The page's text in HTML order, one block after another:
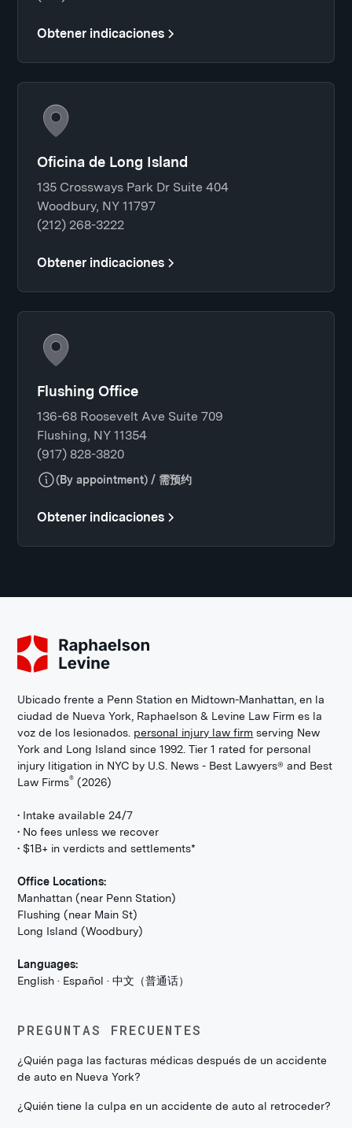
Obtener indicaciones
Oficina de Long Island
135 Crossways Park Dr Suite 404
Woodbury, NY 11797
(212) 268-3222
Obtener indicaciones
Flushing Office
136-68 Roosevelt Ave Suite 709
Flushing, NY 11354
(917) 828-3820
(By appointment) / 需预约
Obtener indicaciones
Ubicado frente a Penn Station en Midtown-Manhattan, en la
ciudad de Nueva York, Raphaelson & Levine Law Firm es la
voz de los lesionados. personal injury law firm serving New
York and Long Island since 1992. Tier 1 rated for personal
injury litigation in NYC by U.S. News - Best Lawyers® and Best
Law Firms® (2026)
• Intake available 24/7
• No fees unless we recover
• $1B+ in verdicts and settlements*
Office Locations:
Manhattan (near Penn Station)
Flushing (near Main St)
Long Island (Woodbury)
Languages:
English · Español · 中文（普通话）
PREGUNTAS FRECUENTES
¿Quién paga las facturas médicas después de un accidente
de auto en Nueva York?
¿Quién tiene la culpa en un accidente de auto al retroceder?